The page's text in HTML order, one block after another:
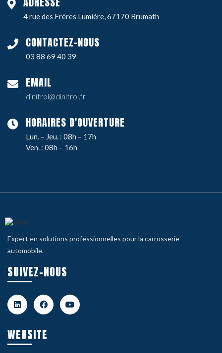
4 rue des Frères Lumière, 67170 Brumath
CONTACTEZ-NOUS
03 88 69 40 39
EMAIL
dinitrol@dinitrol.fr
HORAIRES D'OUVERTURE
Lun. – Jeu. : 08h – 17h
Ven. : 08h – 16h
Expert en solutions professionnelles pour la carrosserie
automobile.
SUIVEZ-NOUS
WEBSITE